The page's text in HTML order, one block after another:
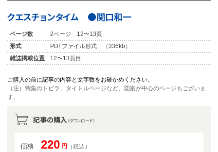
クエスチョンタイム ●関口和一
ページ数
2ページ 12〜13頁
形式
PDFファイル形式 （336kb）
雑誌掲載位置
12〜13頁目
ご購入の前に記事の内容と文字数をお確かめください。
（注）特集のトビラ、タイトルページなど、図案が中心のページもございま
す。
記事の購入 （ダウンロード）
価格 220 円 （税込）